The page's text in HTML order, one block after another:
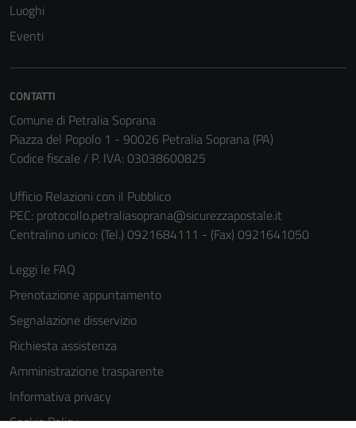
Luoghi
Eventi
CONTATTI
Comune di Petralia Soprana
Piazza del Popolo 1 - 90026 Petralia Soprana (PA)
Codice fiscale / P. IVA: 03038600825
Ufficio Relazioni con il Pubblico
PEC: protocollo.petraliasoprana@sicurezzapostale.it
Centralino unico: (Tel.) 0921684111 - (Fax) 0921641050
Leggi le FAQ
Prenotazione appuntamento
Segnalazione disservizio
Richiesta assistenza
Amministrazione trasparente
Informativa privacy
Cookie Policy